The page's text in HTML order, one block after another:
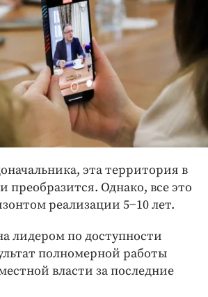
эта территория в
преобразится. Однако, все это
реализации 5−10 лет.
лидером по доступности
полномерной работы
власти за последние